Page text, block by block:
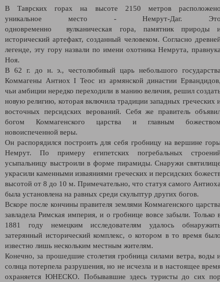
В Таврских горах на высоте 2150 метров
уникальное место - Немрут-Даг.
одновременно вулканическая гора, памятник природы
исторический артефакт, созданный человеком. Согласно
легенде, эту гору назвали по имени охотника Немрута,
Ноя.
В 62 г. до н. э., честолюбивый царь небольшого
Коммагены Антиох I Теос из армянской династии
чьи амбиции нередко переходили в манию величия, решил
новую религию, которая включила традиции западных греческих
восточных персидских верований. Себя же правитель
богом Коммагенского царства и главным
новоиспеченной веры.
Он распорядился построить для себя гробницу на вершине
Немрут. По примеру египетских погребальных
усыпальницу выстроили в форме пирамиды. Снаружи
украсили каменными изваяниями греческих и персидских
высотой от 8 до 10 м. Примечательно, что статуя самого
была установлена на равных среди скульптур других богов.
Вскоре после кончины правителя землями Коммагенского
завладела Римская империя, и о гробнице вовсе забыли. Только
1881 году немецким исследователям удалось
затерянный исторический комплекс, о котором в то время
известно лишь нескольким местным жителям.
Конечно, за прошедшие столетия гробница силами ветра, воды
солнца потерпела разрушения, но не исчезла и в настоящее
охраняется ЮНЕСКО. Побывавшие здесь туристы до сих